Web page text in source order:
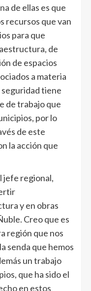
de ellas es que
recursos que van
para que
de
de espacios
a materia
seguridad tiene
de trabajo que
por lo
de este
la acción que
jefe regional,
y en obras
Creo que es
región que nos
senda que hemos
un trabajo
que ha sido el
en estos